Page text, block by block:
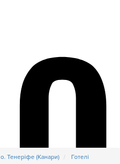
о. Тенеріфе (Канари)
Готелі